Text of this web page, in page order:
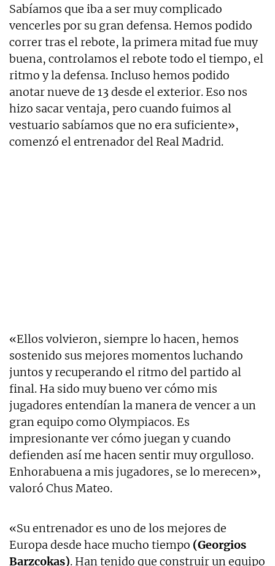
Sabíamos que iba a ser muy complicado
vencerles por su gran defensa. Hemos podido
correr tras el rebote, la primera mitad fue muy
buena, controlamos el rebote todo el tiempo, el
ritmo y la defensa. Incluso hemos podido
anotar nueve de 13 desde el exterior. Eso nos
hizo sacar ventaja, pero cuando fuimos al
vestuario sabíamos que no era suficiente»,
comenzó el entrenador del Real Madrid.
«Ellos volvieron, siempre lo hacen, hemos
sostenido sus mejores momentos luchando
juntos y recuperando el ritmo del partido al
final. Ha sido muy bueno ver cómo mis
jugadores entendían la manera de vencer a un
gran equipo como Olympiacos. Es
impresionante ver cómo juegan y cuando
defienden así me hacen sentir muy orgulloso.
Enhorabuena a mis jugadores, se lo merecen»,
valoró Chus Mateo.
«Su entrenador es uno de los mejores de
Europa desde hace mucho tiempo (Georgios
Barzcokas). Han tenido que construir un equipo